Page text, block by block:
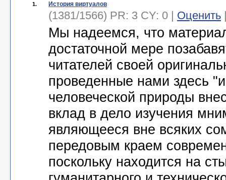
1. История виртуалов
(1381/1566) PR: 3 CY: 0 | Оценить
Мы надеемся, что
достаточной мере
читателей своей
проведенные нами здесь
человеческой природы
вклад в дело изучения
являющееся вне всяких
передовым краем
поскольку находится на